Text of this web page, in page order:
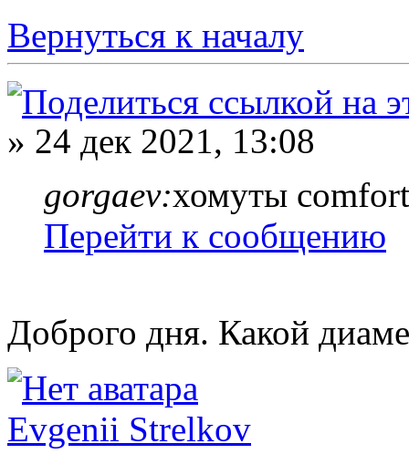
Вернуться к началу
» 24 дек 2021, 13:08
gorgaev:хомуты
Перейти к сообщению
Доброго дня. Какой
Evgenii Strelkov